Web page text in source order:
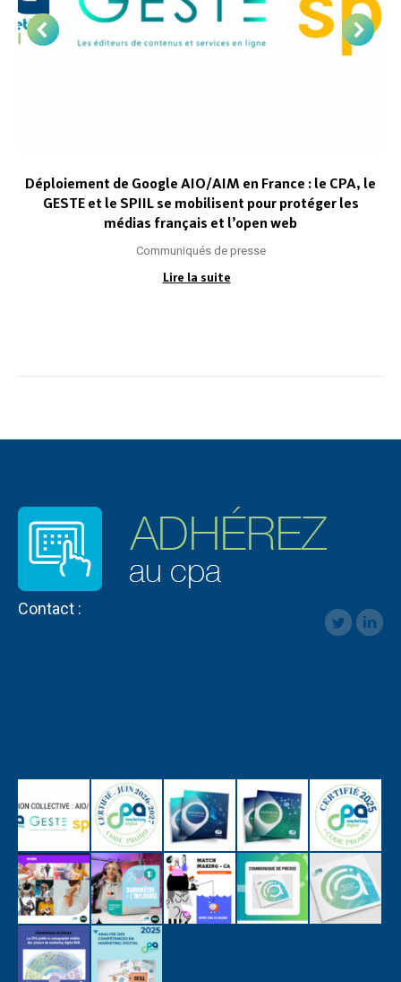
Déploiement de Google AIO/AIM en France : le CPA, le
GESTE et le SPIIL se mobilisent pour protéger les
médias français et l’open web
Communiqués de presse
Lire la suite
Contact :